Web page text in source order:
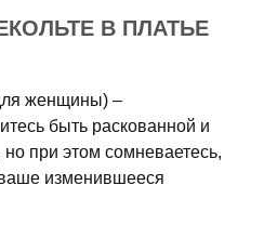
В ПЛАТЬЕ
женщины) –
быть раскованной и
при этом сомневаетесь,
изменившееся